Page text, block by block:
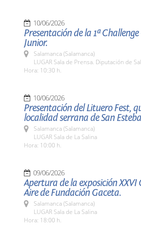
10/06/2026
Presentación de la 1ª
Junior.
Salamanca (Salamanca)
LUGAR Sala de Prensa. Diputación de
Hora: 10:30 h.
10/06/2026
Presentación del Lituero Fest,
localidad serrana de San
Salamanca (Salamanca)
LUGAR Sala de La Salina
Hora: 10:00 h.
09/06/2026
Apertura de la exposición
Aire de Fundación Gaceta.
Salamanca (Salamanca)
LUGAR Sala de La Salina
Hora: 18:00 h.